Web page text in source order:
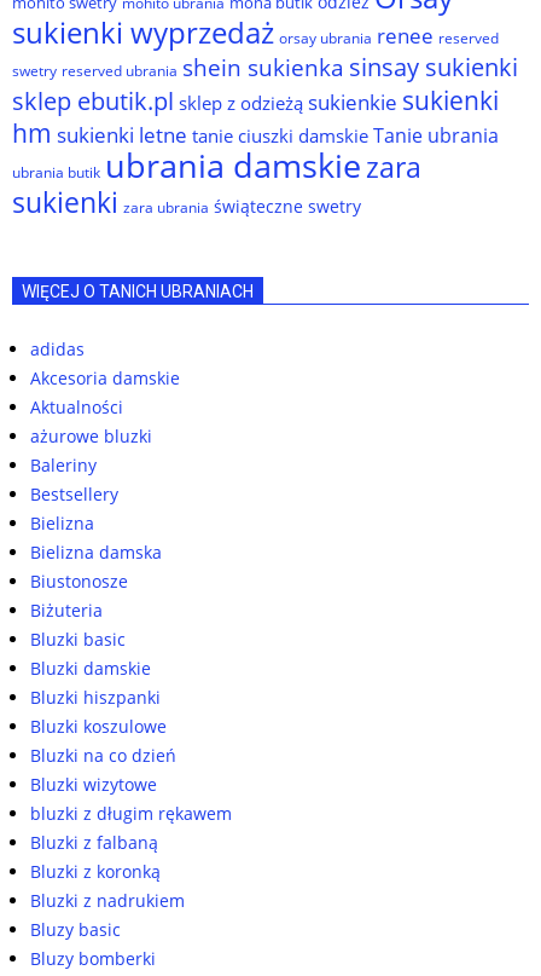
sukienki wyprzedaż orsay ubrania renee reserved
swetry reserved ubrania shein sukienka sinsay sukienki
sklep ebutik.pl sklep z odzieżą sukienkie sukienki
hm sukienki letne tanie ciuszki damskie Tanie ubrania
ubrania butik ubrania damskiezara
sukienki zara ubrania świąteczne swetry
WIĘCEJ O TANICH UBRANIACH
adidas
Akcesoria damskie
Aktualności
ażurowe bluzki
Baleriny
Bestsellery
Bielizna
Bielizna damska
Biustonosze
Biżuteria
Bluzki basic
Bluzki damskie
Bluzki hiszpanki
Bluzki koszulowe
Bluzki na co dzień
Bluzki wizytowe
bluzki z długim rękawem
Bluzki z falbaną
Bluzki z koronką
Bluzki z nadrukiem
Bluzy basic
Bluzy bomberki